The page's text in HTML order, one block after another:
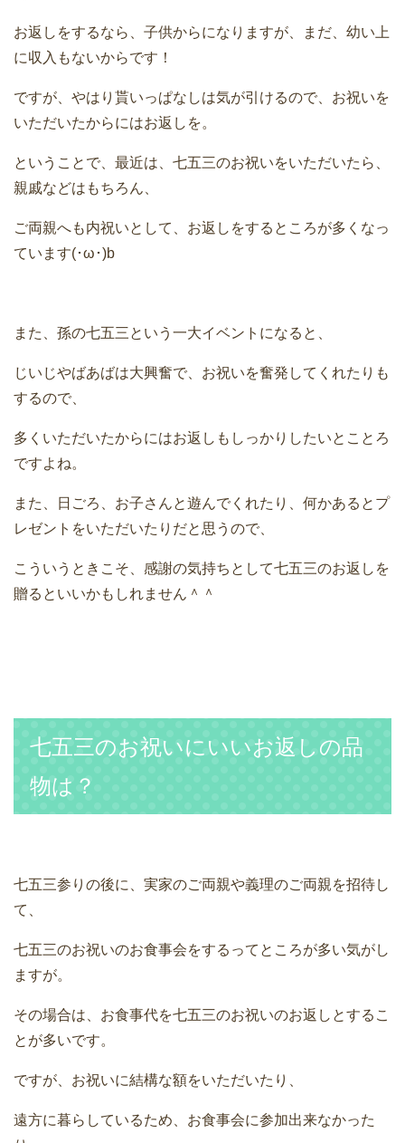
お返しをするなら、子供からになりますが、まだ、幼い上
に収入もないからです！
ですが、やはり貰いっぱなしは気が引けるので、お祝いを
いただいたからにはお返しを。
ということで、最近は、七五三のお祝いをいただいたら、
親戚などはもちろん、
ご両親へも内祝いとして、お返しをするところが多くなっ
ています(･ω･)b
また、孫の七五三という一大イベントになると、
じいじやばあばは大興奮で、お祝いを奮発してくれたりも
するので、
多くいただいたからにはお返しもしっかりしたいとことろ
ですよね。
また、日ごろ、お子さんと遊んでくれたり、何かあるとプ
レゼントをいただいたりだと思うので、
こういうときこそ、感謝の気持ちとして七五三のお返しを
贈るといいかもしれません＾＾
七五三のお祝いにいいお返しの品
物は？
七五三参りの後に、実家のご両親や義理のご両親を招待し
て、
七五三のお祝いのお食事会をするってところが多い気がし
ますが。
その場合は、お食事代を七五三のお祝いのお返しとするこ
とが多いです。
ですが、お祝いに結構な額をいただいたり、
遠方に暮らしているため、お食事会に参加出来なかった